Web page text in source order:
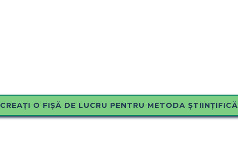
CREAȚI O FIȘĂ DE LUCRU PENTRU METODA ȘTIINȚIFICĂ